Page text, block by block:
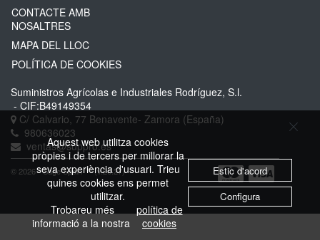
CONTACTE AMB
NOSALTRES
MAPA DEL LLOC
POLÍTICA DE COOKIES
Suministros Agrícolas e Industriales Rodríguez, S.l.
- CIF:B49149354
C/ Calvario, 77 Benavente- Zamora (España)
980636023
ventas@suppro.es
© 2026 - Sage Spain ™ (v.20.27)
Aquest web utilitza cookies
pròpies i de tercers per millorar la
seva experiència d'usuari. Trieu
quines cookies ens permet
utilitzar.
Trobareu més
informació a la nostra
política de
cookies
Estic d'acord
Configura